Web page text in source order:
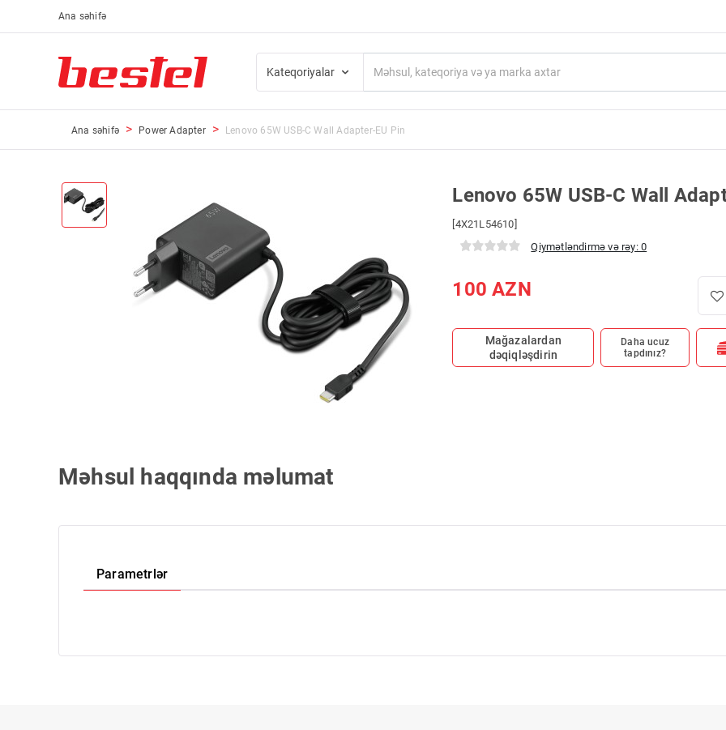
Ana səhifə
Kateqoriyalar
Ana səhifə Power Adapter Lenovo 65W USB-C Wall Adapter-EU Pin
Lenovo 65W USB-C Wall
[4X21L54610]
Qiymətləndirmə və rəy: 0
100 AZN
Mağazalardan
dəqiqləşdirin
Daha ucuz
tapdınız?
Məhsul haqqında məlumat
Parametrlər